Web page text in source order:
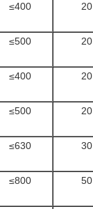
≤400 20
≤500 20
≤400 20
≤500 20
≤630 30
≤800 50